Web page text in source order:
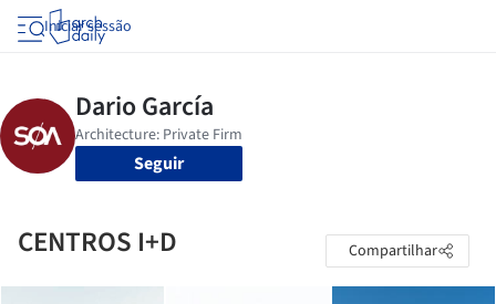
Iniciar sessão
Seguir
CENTROS I+D Compartilhar